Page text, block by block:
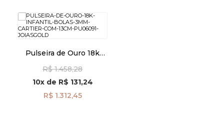
Pulseira de Ouro 18k
cartier com 13cm
pu06091
R$ 1.458,28
10xde R$ 131,24
R$ 1.312,45